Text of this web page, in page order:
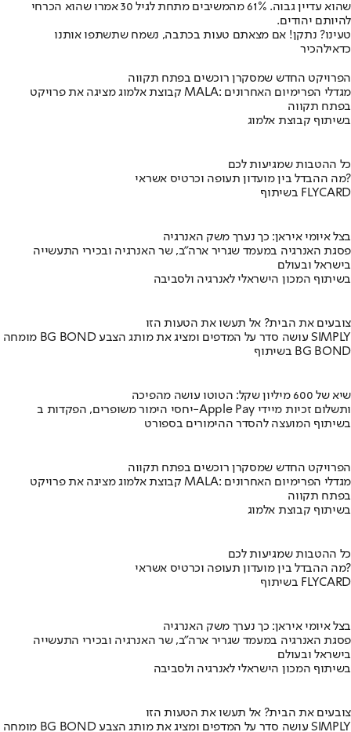
שהוא עדיין גבוה. 61% מהמשיבים מתחת לגיל 30 אמרו שהוא הכרחי
להיותם יהודים.
טעינו? נתקן! אם מצאתם טעות בכתבה, נשמח שתשתפו אותנו
כדאילהכיר
הפרויקט החדש שמסקרן רוכשים בפתח תקווה
קבוצת אלמוג מציגה את פרויקט MALA: מגדלי הפרימיום האחרונים
בפתח תקווה
בשיתוף קבוצת אלמוג
כל ההטבות שמגיעות לכם
מה ההבדל בין מועדון תעופה וכרטיס אשראי?
בשיתוף FLYCARD
בצל איומי איראן: כך נערך משק האנרגיה
פסגת האנרגיה במעמד שגריר ארה"ב, שר האנרגיה ובכירי התעשייה
בישראל ובעולם
בשיתוף המכון הישראלי לאנרגיה ולסביבה
צובעים את הבית? אל תעשו את הטעות הזו
מומחה BG BOND עושה סדר על המדפים ומציג את מותג הצבע SIMPLY
בשיתוף BG BOND
שיא של 600 מיליון שקל: הטוטו עושה מהפיכה
יחסי הימור משופרים, הפקדות ב-Apple Pay ותשלום זכיות מיידי
בשיתוף המועצה להסדר ההימורים בספורט
הפרויקט החדש שמסקרן רוכשים בפתח תקווה
קבוצת אלמוג מציגה את פרויקט MALA: מגדלי הפרימיום האחרונים
בפתח תקווה
בשיתוף קבוצת אלמוג
כל ההטבות שמגיעות לכם
מה ההבדל בין מועדון תעופה וכרטיס אשראי?
בשיתוף FLYCARD
בצל איומי איראן: כך נערך משק האנרגיה
פסגת האנרגיה במעמד שגריר ארה"ב, שר האנרגיה ובכירי התעשייה
בישראל ובעולם
בשיתוף המכון הישראלי לאנרגיה ולסביבה
צובעים את הבית? אל תעשו את הטעות הזו
מומחה BG BOND עושה סדר על המדפים ומציג את מותג הצבע SIMPLY